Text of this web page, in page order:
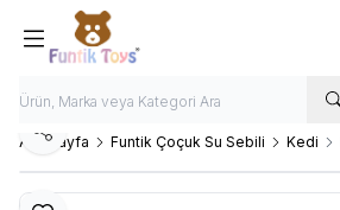
Ana Sayfa Funtik Çoçuk Su Sebili Kedi
Paylaş